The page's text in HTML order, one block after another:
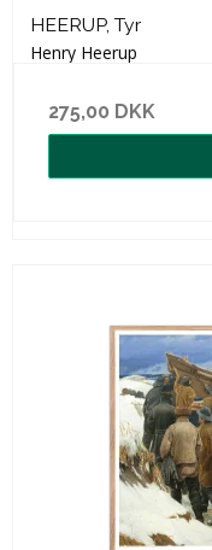
HEERUP, Tyr
Henry Heerup
275,00 DKK